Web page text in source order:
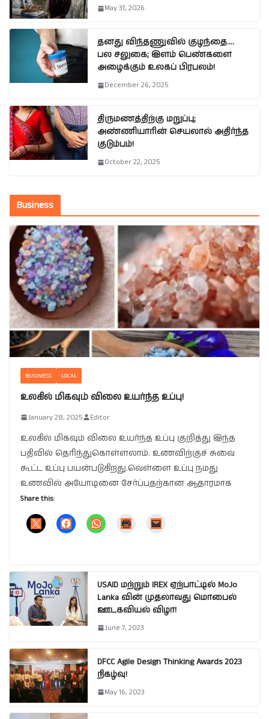
May 31, 2026
தனது விந்தணுவில் குழந்தை….
பல சலுகை; இளம் பெண்களை
அழைக்கும் உலகப் பிரபலம்!
December 26, 2025
திருமணத்திற்கு மறுப்பு;
அண்ணியாரின் செயலால் அதிர்ந்த
குடும்பம்!
October 22, 2025
Business
BUSINESS LOCAL
உலகில் மிகவும் விலை உயர்ந்த உப்பு!
January 28, 2025 Editor
உலகில் மிகவும் விலை உயர்ந்த உப்பு குறித்து இந்த
பதிவில் தெரிந்துகொள்ளலாம். உணவிற்குச் சுவை
கூட்ட உப்பு பயன்படுகிறது.வெள்ளை உப்பு நமது
உணவில் அயோடினை சேர்ப்பதற்கான ஆதாரமாக
Share this:
USAID மற்றும் IREX ஏற்பாட்டில் MoJo
Lanka வின் முதலாவது மொபைல்
ஊடகவியல் விழா!
June 7, 2023
DFCC Agile Design Thinking Awards 2023
நிகழ்வு!
May 16, 2023